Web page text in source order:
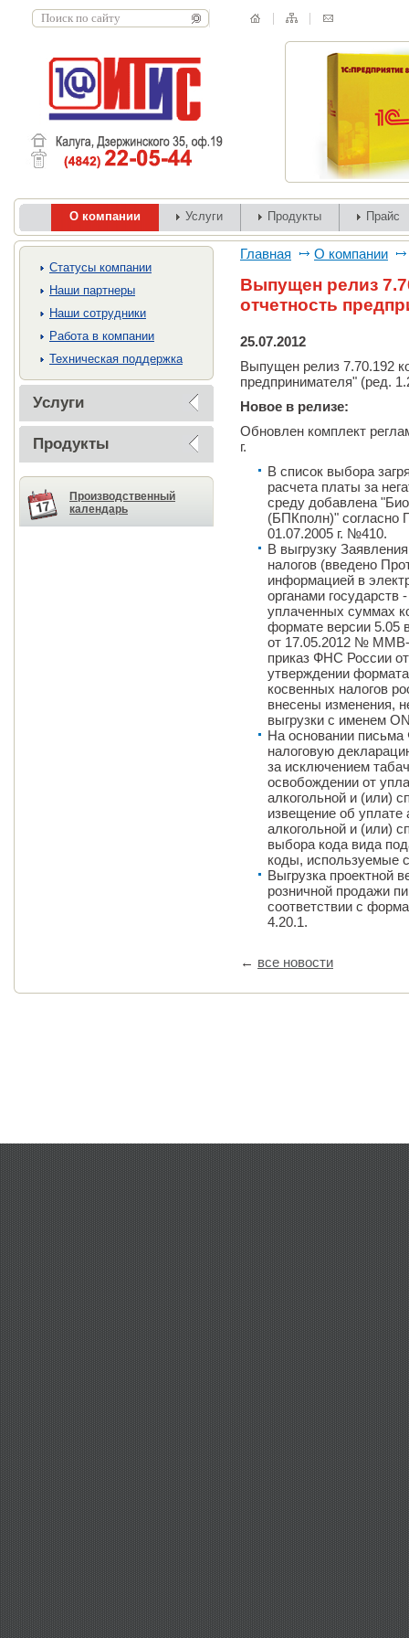
О компании Услуги Продукты Прайс
Cтатусы компании
Наши партнеры
Наши сотрудники
Работа в компании
Техническая поддержка
Услуги
Продукты
Производственный
календарь
Главная О компании
Выпущен релиз
отчетность
25.07.2012
Выпущен релиз 7.70.192
предпринимателя" (ред.
Новое в релизе:
Обновлен комплект
г.
В список выбора
расчета платы за
среду добавлена
(БПКполн)" согласно
01.07.2005 г. №410.
В выгрузку
налогов (введено
информацией в
органами государств
уплаченных суммах
формате версии 5.05
от 17.05.2012 № ММВ-
приказ ФНС России
утверждении
косвенных налогов
внесены изменения,
выгрузки с именем
На основании
налоговую
за исключением
освобождении от
алкогольной и (или)
извещение об уплате
алкогольной и (или)
выбора кода вида
коды, используемые
Выгрузка проектной
розничной продажи
соответствии с
4.20.1.
← все новости